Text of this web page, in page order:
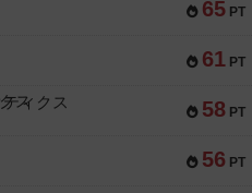
65 PT
61 PT
58 PT
ィクス
56 PT